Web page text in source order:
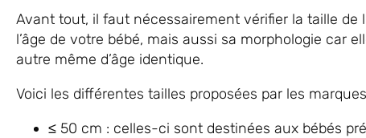
Avant tout, il faut nécessairement vérifier la taille de
l’âge de votre bébé, mais aussi sa morphologie car
autre même d’âge identique.
Voici les différentes tailles proposées par les
≤ 50 cm : celles-ci sont destinées aux bébés